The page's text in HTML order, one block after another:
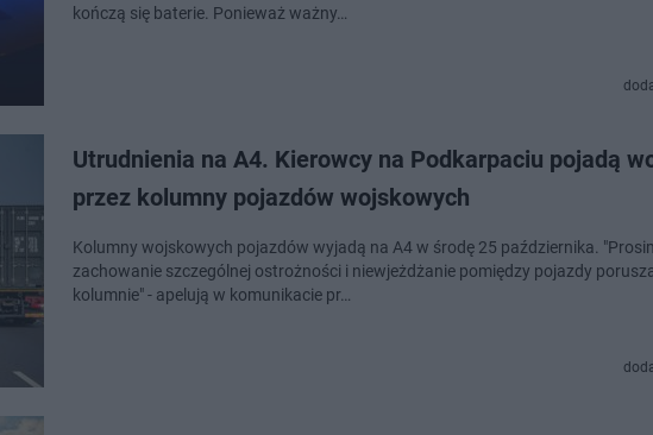
kończą się baterie. Ponieważ ważny…
Utrudnienia na A4. Kierowcy na Podkarpaciu pojadą
przez kolumny pojazdów wojskowych
Kolumny wojskowych pojazdów wyjadą na A4 w środę 25 października.
zachowanie szczególnej ostrożności i niewjeżdżanie pomiędzy pojazdy
kolumnie" - apelują w komunikacie pr…